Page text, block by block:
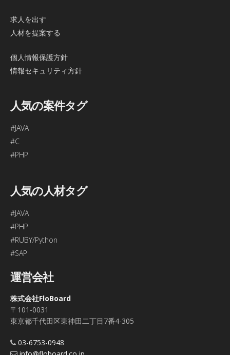
求人を出す
人材を提案する
個人情報保護方針
情報セキュリティ方針
人気の案件タグ
#JAVA
#C
#PHP
人気の人材タグ
#JAVA
#PHP
#RUBY/Python
#SAP
運営会社
株式会社FloBoard
〒101-0031
東京都千代田区東神田二丁目7番4-305
03-6753-0948